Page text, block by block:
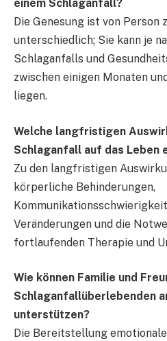
einem Schlaganfall?
Die Genesung ist von Person
unterschiedlich; Sie kann je
Schlaganfalls und
zwischen einigen Monaten
liegen.
Welche langfristigen
Schlaganfall auf das Leben
Zu den langfristigen
körperliche Behinderungen,
Veränderungen und die
fortlaufenden Therapie und
Wie können Familie und
Schlaganfallüberlebenden
unterstützen?
Die Bereitstellung